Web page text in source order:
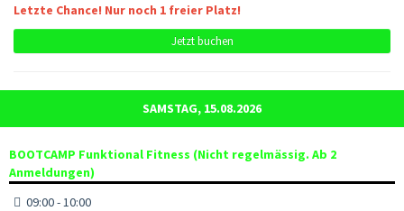
Letzte Chance! Nur noch 1 freier Platz!
Jetzt buchen
SAMSTAG, 15.08.2026
BOOTCAMP Funktional Fitness (Nicht regelmässig. Ab 2
Anmeldungen)
09:00 - 10:00